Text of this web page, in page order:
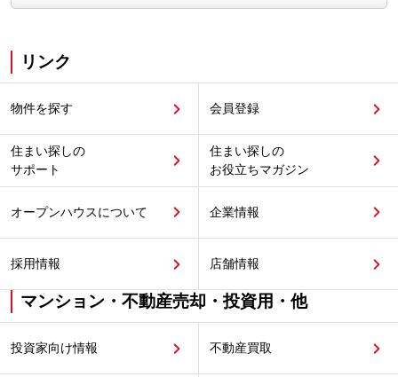
リンク
物件を探す 会員登録
住まい探しの
サポート
住まい探しの
お役立ちマガジン
オープンハウスについて 企業情報
採用情報 店舗情報
マンション・不動産売却・投資用・他
投資家向け情報 不動産買取